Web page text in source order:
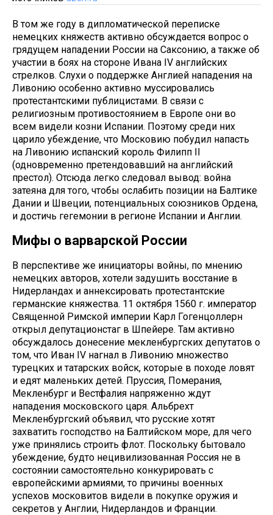
В том же году в дипломатической переписке
немецких княжеств активно обсуждается вопрос о
грядущем нападении России на Саксонию, а также об
участии в боях на стороне Ивана IV английских
стрелков. Слухи о поддержке Англией нападения на
Ливонию особенно активно муссировались
протестантскими публицистами. В связи с
религиозным противостоянием в Европе они во
всем видели козни Испании. Поэтому среди них
царило убеждение, что Московию побудил напасть
на Ливонию испанский король Филипп II
(одновременно претендовавший на английский
престол). Отсюда легко следовал вывод: война
затеяна для того, чтобы ослабить позиции на Балтике
Дании и Швеции, потенциальных союзников Ордена,
и достичь гегемонии в регионе Испании и Англии.
Мифы о варварской России
В перспективе же инициаторы войны, по мнению
немецких авторов, хотели задушить восстание в
Нидерландах и аннексировать протестантские
германские княжества. 11 октября 1560 г. император
Священной Римской империи Карл Гогенцоллерн
открыл депутационстаг в Шпейере. Там активно
обсуждалось донесение мекленбургских депутатов о
том, что Иван IV нагнал в Ливонию множество
турецких и татарских войск, которые в походе ловят
и едят маленьких детей. Пруссия, Померания,
Мекленбург и Вестфалия напряженно ждут
нападения московского царя. Альбрехт
Мекленбургский объявил, что русские хотят
захватить господство на Балтийском море, для чего
уже принялись строить флот. Поскольку бытовало
убеждение, будто нецивилизованная Россия не в
состоянии самостоятельно конкурировать с
европейскими армиями, то причины военных
успехов московитов видели в покупке оружия и
секретов у Англии, Нидерландов и Франции.